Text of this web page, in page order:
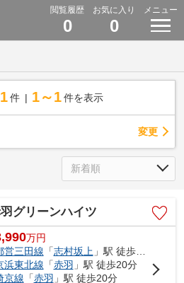
閲覧履歴
0
お気に入り
0
メニュー
1 件 1～1 件を表示
変更
グリーンハイツ
万円
営三田線 「志村坂上」駅 徒歩16分
浜東北線 「赤羽 」駅 徒歩20分
京線 「赤羽 」駅 徒歩20分